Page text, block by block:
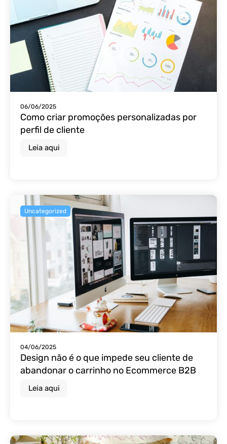
06/06/2025
Como criar promoções personalizadas por
perfil de cliente
Leia aqui
Uncategorized
04/06/2025
Design não é o que impede seu cliente de
abandonar o carrinho no Ecommerce B2B
Leia aqui